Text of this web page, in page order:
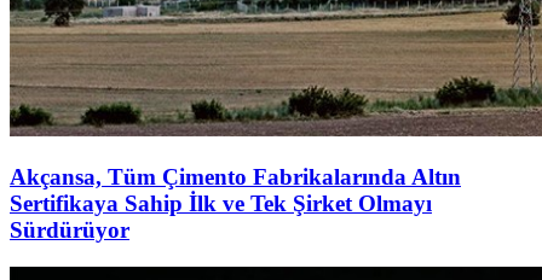
Akçansa, Tüm Çimento Fabrikalarında Altın
Sertifikaya Sahip İlk ve Tek Şirket Olmayı
Sürdürüyor